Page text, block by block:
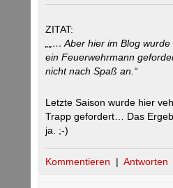
ZITAT:
„„… Aber hier im Blog
ein Feuerwehrmann
nicht nach Spaß an.“
Letzte Saison wurde hier
Trapp gefordert… Das
ja. ;-)
Kommentieren | Antworten